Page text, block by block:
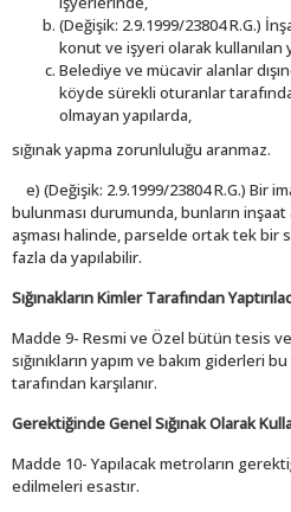
(Değişik: 2.9.1999/23804 R.G.)
konut ve işyeri olarak kullanılan
Belediye ve mücavir alanlar
köyde sürekli oturanlar
olmayan yapılarda,
sığınak yapma zorunluluğu aranmaz.
e) (Değişik: 2.9.1999/23804 R.G.) Bir
bulunması durumunda, bunların inşaat
aşması halinde, parselde ortak tek bir
fazla da yapılabilir.
Sığınakların Kimler Tarafından
Madde 9- Resmi ve Özel bütün tesis ve
sığınıkların yapım ve bakım giderleri
tarafından karşılanır.
Gerektiğinde Genel Sığınak Olarak
Madde 10- Yapılacak metroların
edilmeleri esastır.